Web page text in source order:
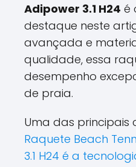
Adipower 3.1 H24 é
destaque neste
avançada e
qualidade, essa
desempenho
de praia.
Uma das
Raquete Beach
3.1 H24 é a